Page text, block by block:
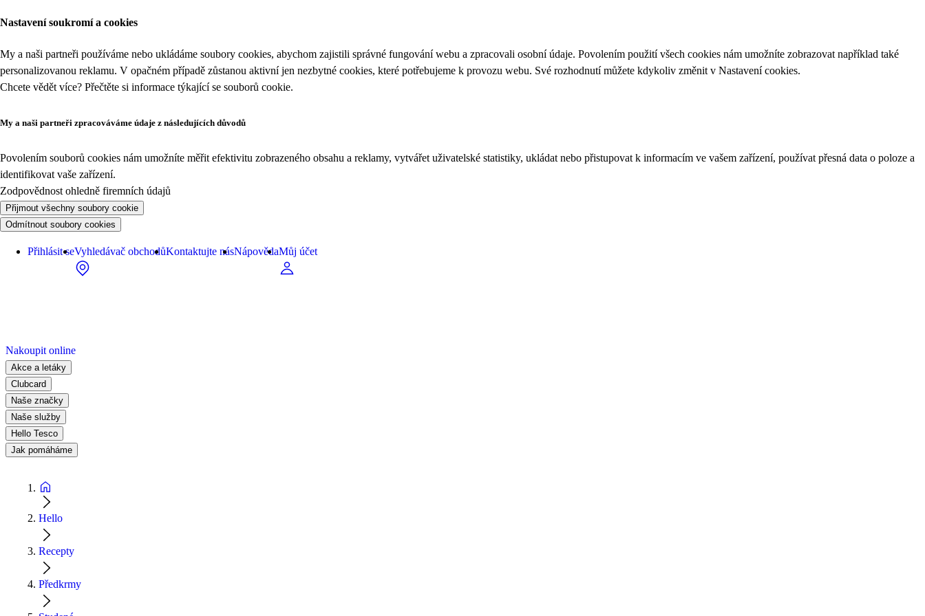
Nastavení soukromí a cookies
My a naši partneři používáme nebo ukládáme soubory cookies, abychom zajistili správné fungování webu a zpracovali osobní údaje. Povolením použití všech cookies nám umožníte zobrazovat například také
personalizovanou reklamu. V opačném případě zůstanou aktivní jen nezbytné cookies, které potřebujeme k provozu webu. Své rozhodnutí můžete kdykoliv změnit v Nastavení cookies.
Chcete vědět více? Přečtěte si informace týkající se souborů cookie.
My a naši partneři zpracováváme údaje z následujících důvodů
Povolením souborů cookies nám umožníte měřit efektivitu zobrazeného obsahu a reklamy, vytvářet uživatelské statistiky, ukládat nebo přistupovat k informacím ve vašem zařízení, používat přesná data o poloze a
identifikovat vaše zařízení.
Zodpovědnost ohledně firemních údajů
Přijmout všechny soubory cookie
Odmítnout soubory cookies
Přihlásit seVyhledávač obchodůKontaktujte násNápovědaMůj účet
Nakoupit online
Akce a letáky
Clubcard
Naše značky
Naše služby
Hello Tesco
Jak pomáháme
Hello
Recepty
Předkrmy